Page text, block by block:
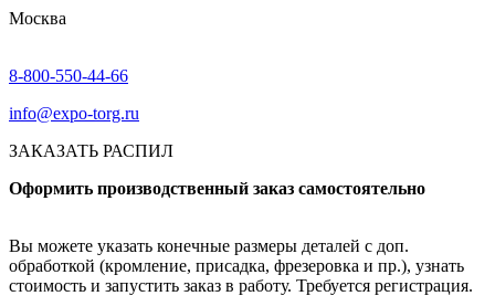
Москва
8-800-550-44-66
info@expo-torg.ru
ЗАКАЗАТЬ РАСПИЛ
Оформить производственный заказ самостоятельно
Вы можете указать конечные размеры деталей с доп.
обработкой (кромление, присадка, фрезеровка и пр.), узнать
стоимость и запустить заказ в работу. Требуется регистрация.